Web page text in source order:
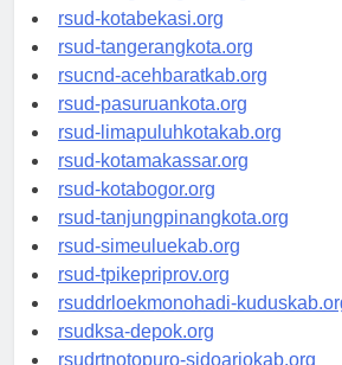
rsud-tangerangkab.org
rsud-kotabekasi.org
rsud-tangerangkota.org
rsucnd-acehbaratkab.org
rsud-pasuruankota.org
rsud-limapuluhkotakab.org
rsud-kotamakassar.org
rsud-kotabogor.org
rsud-tanjungpinangkota.org
rsud-simeuluekab.org
rsud-tpikepriprov.org
rsuddrloekmonohadi-kuduskab.org
rsudksa-depok.org